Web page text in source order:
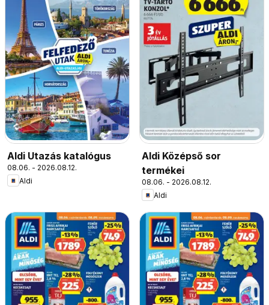
Aldi Utazás katalógus
08.06. - 2026.08.12.
Aldi
Aldi Középső sor
termékei
08.06. - 2026.08.12.
Aldi